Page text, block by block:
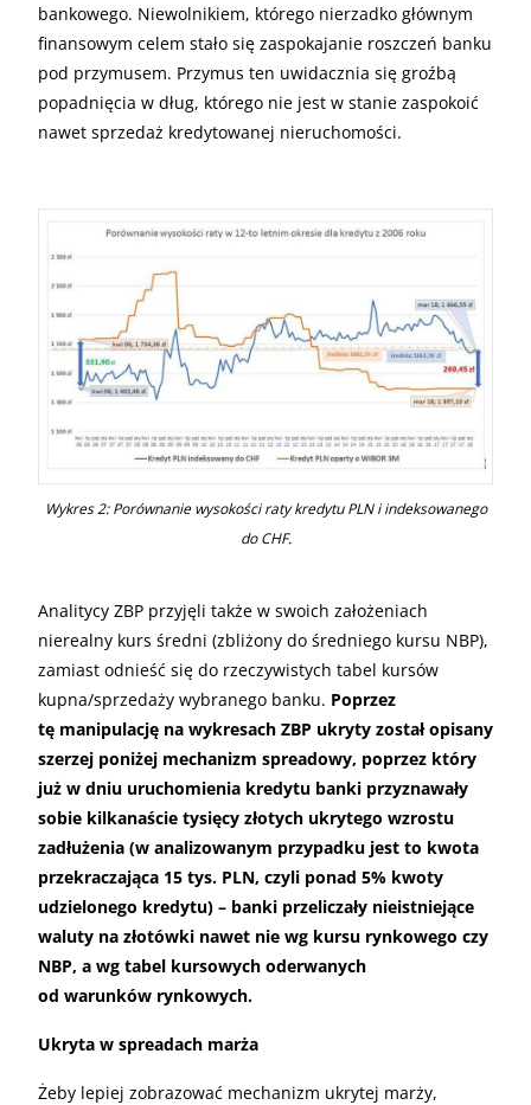
bankowego. Niewolnikiem, którego nierzadko głównym
finansowym celem stało się zaspokajanie roszczeń banku
pod przymusem. Przymus ten uwidacznia się groźbą
popadnięcia w dług, którego nie jest w stanie zaspokoić
nawet sprzedaż kredytowanej nieruchomości.
Wykres 2: Porównanie wysokości raty kredytuPLNi indeksowanego
doCHF.
Analitycy ZBP przyjęli także w swoich założeniach
nierealny kurs średni (zbliżony do średniego kursu NBP),
zamiast odnieść się do rzeczywistych tabel kursów
kupna/sprzedaży wybranego banku. Poprzez
tę manipulację na wykresach ZBP ukryty został opisany
szerzej poniżej mechanizm spreadowy, poprzez który
już w dniu uruchomienia kredytu banki przyznawały
sobie kilkanaście tysięcy złotych ukrytego wzrostu
zadłużenia (w analizowanym przypadku jest to kwota
przekraczająca 15 tys. PLN, czyli ponad 5% kwoty
udzielonego kredytu) – banki przeliczały nieistniejące
waluty na złotówki nawet nie wg kursu rynkowego czy
NBP, a wg tabel kursowych oderwanych
od warunków rynkowych.
Ukryta w spreadach marża
Żeby lepiej zobrazować mechanizm ukrytej marży,